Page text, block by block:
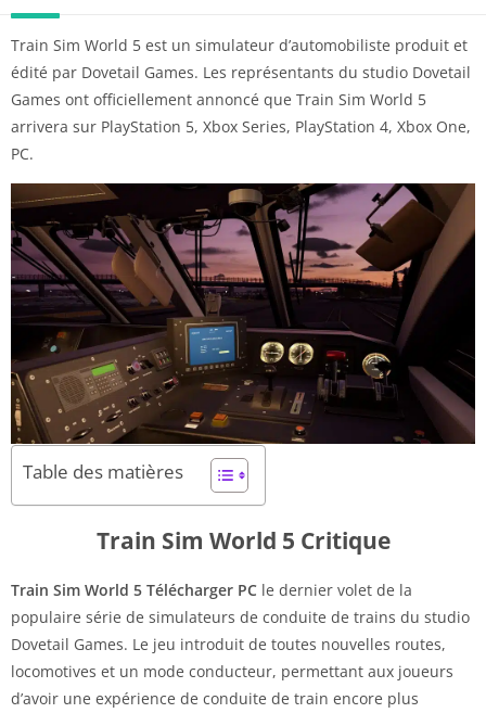
Train Sim World 5 est un simulateur d’automobiliste produit et
édité par Dovetail Games. Les représentants du studio Dovetail
Games ont officiellement annoncé que Train Sim World 5
arrivera sur PlayStation 5, Xbox Series, PlayStation 4, Xbox One,
PC.
Table des matières
Train Sim World 5 Critique
Train Sim World 5 Télécharger PC le dernier volet de la
populaire série de simulateurs de conduite de trains du studio
Dovetail Games. Le jeu introduit de toutes nouvelles routes,
locomotives et un mode conducteur, permettant aux joueurs
d’avoir une expérience de conduite de train encore plus